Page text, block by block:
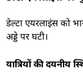
डेल्टा एयरलाइंस को
अड्डे पर घटी।
यात्रियों की दयनीय